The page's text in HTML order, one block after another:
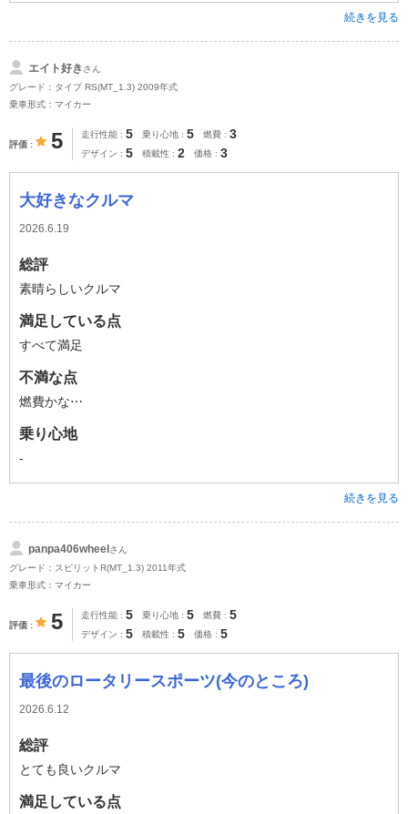
続きを見る
エイト好き さん
グレード：タイプ RS(MT_1.3) 2009年式
乗車形式：マイカー
評価 5 走行性能 5 乗り心地 5 燃費 3
デザイン 5 積載性 2 価格 3
大好きなクルマ
2026.6.19
総評
素晴らしいクルマ
満足している点
すべて満足
不満な点
燃費かな⋯
乗り心地
-
続きを見る
panpa406wheelさん
グレード：スピリットR(MT_1.3) 2011年式
乗車形式：マイカー
評価 5 走行性能 5 乗り心地 5 燃費 5
デザイン 5 積載性 5 価格 5
最後のロータリースポーツ(今のところ)
2026.6.12
総評
とても良いクルマ
満足している点